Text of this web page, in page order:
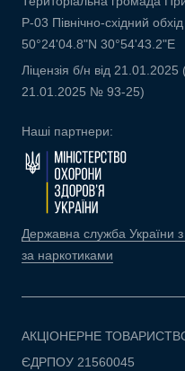
Р-03 Північно-східний
50°24'04.8"N 30°54'43.2"E
Ліцензія б/н від 21.01.2025
21.01.2025 № 93-25)
Наші партнери:
Державна служба України з
за наркотиками
АКЦІОНЕРНЕ
ЄДРПОУ 21560045